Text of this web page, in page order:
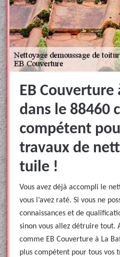
EB Couverture
dans le 88460
compétent
travaux de
tuile !
Vous avez déjà accompli le
vous l’avez raté. Si vous ne
connaissances et de
sinon vous allez détruire tout.
comme EB Couverture à La
plus compétent pour tous vos